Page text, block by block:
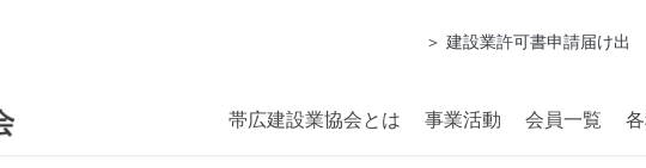
＞ 建設業許可書申請届け出
帯広建設業協会とは 事業活動 会員一覧